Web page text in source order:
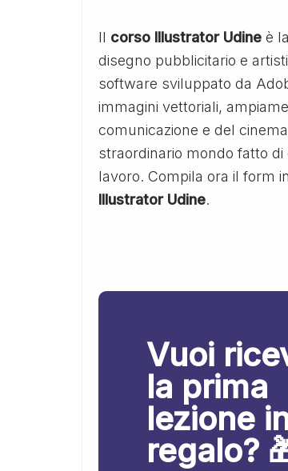
Il corso Illustrator Udine è
disegno pubblicitario e
software sviluppato da
immagini vettoriali,
comunicazione e del
straordinario mondo fatto
lavoro. Compila ora il form
Illustrator Udine.
Vuoi
la prima
lezione
regalo?